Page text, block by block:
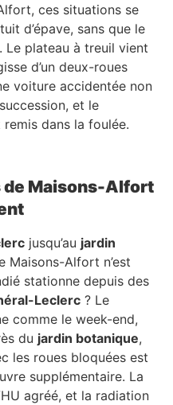
ces situations se
d’épave, sans que le
Le plateau à treuil vient
d’un deux-roues
voiture accidentée non
et le
dans la foulée.
de Maisons-Alfort
jusqu’au jardin
Maisons-Alfort n’est
stationne depuis des
Leclerc ? Le
comme le week-end,
du jardin botanique,
les roues bloquées est
supplémentaire. La
agréé, et la radiation